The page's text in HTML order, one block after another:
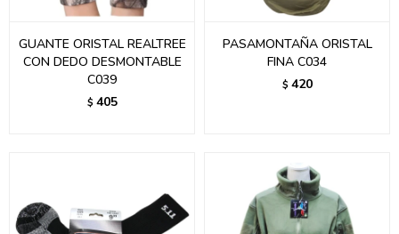
GUANTE ORISTAL REALTREE
CON DEDO DESMONTABLE
C039
$ 405
PASAMONTAÑA ORISTAL
FINA C034
$ 420